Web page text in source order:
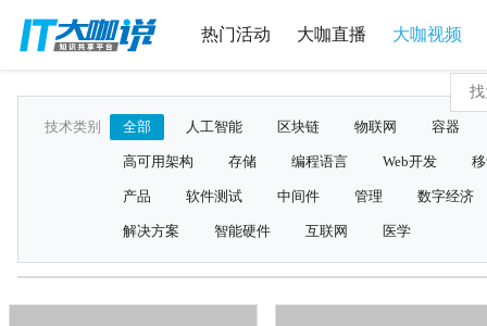
热门活动 大咖直播 大咖视频
技术类别 全部 人工智能 区块链 物联网 容器
高可用架构 存储 编程语言 Web开发
产品 软件测试 中间件 管理 数字经济
解决方案 智能硬件 互联网 医学